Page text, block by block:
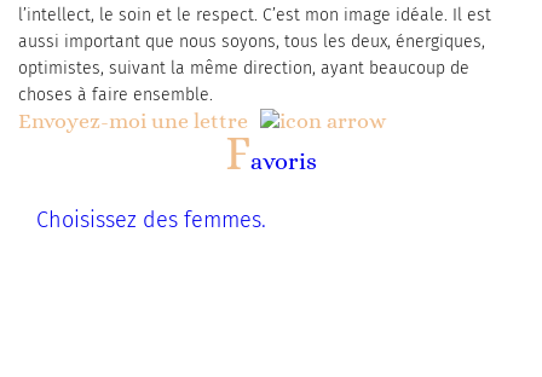
l’intellect, le soin et le respect. C’est mon image idéale. Il est
aussi important que nous soyons, tous les deux, énergiques,
optimistes, suivant la même direction, ayant beaucoup de
choses à faire ensemble.
Envoyez-moi une lettre
Favoris
Choisissez des femmes.